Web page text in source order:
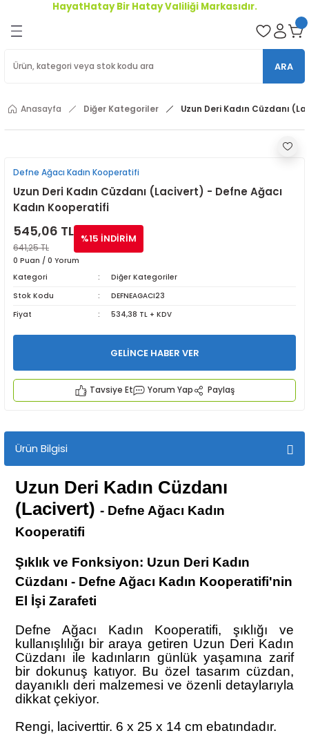
HayatHatay Bir Hatay Valiliği Markasıdır.
ARA
Anasayfa Diğer Kategoriler Uzun Deri Kadın Cüzdanı
Defne Ağacı Kadın Kooperatifi
Uzun Deri Kadın Cüzdanı (Lacivert) - Defne Ağacı
Kadın Kooperatifi
545,06 TL
641,25 TL
%15 İNDİRİM
0 Puan / 0 Yorum
Kategori
Diğer Kategoriler
Stok Kodu
DEFNEAGACI23
Fiyat
534,38 TL + KDV
GELİNCE HABER VER
Tavsiye Et Yorum Yap Paylaş
Ürün Bilgisi
Uzun Deri Kadın Cüzdanı
(Lacivert) - Defne Ağacı Kadın
Kooperatifi
Şıklık ve Fonksiyon: Uzun Deri Kadın
Cüzdanı - Defne Ağacı Kadın Kooperatifi'nin
El İşi Zarafeti
Defne Ağacı Kadın Kooperatifi, şıklığı ve
kullanışlılığı bir araya getiren Uzun Deri Kadın
Cüzdanı ile kadınların günlük yaşamına zarif
bir dokunuş katıyor. Bu özel tasarım cüzdan,
dayanıklı deri malzemesi ve özenli detaylarıyla
dikkat çekiyor.
Rengi, laciverttir. 6 x 25 x 14 cm ebatındadır.